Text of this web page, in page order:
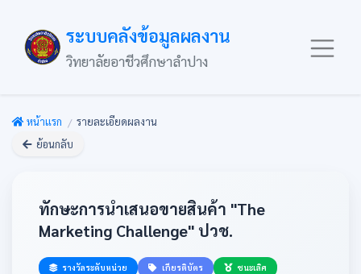
ระบบคลังข้อมูลผลงาน
วิทยาลัยอาชีวศึกษาลำปาง
หน้าแรก
รายละเอียดผลงาน
ย้อนกลับ
ทักษะการนำเสนอขายสินค้า "The
Marketing Challenge" ปวช.
รางวัลระดับหน่วย เกียรติบัตร
ชนะเลิศ